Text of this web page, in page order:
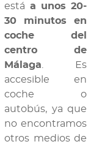
está a unos 20-
30 minutos en
coche del
centro de
Málaga . Es
accesible en
coche o
autobús, ya que
no encontramos
otros medios de